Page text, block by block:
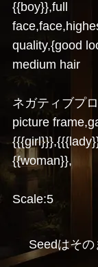
{{boy}},full
quality,{good
medium hair
ネガティブプ
picture
{{woman}},
Scale:5
Seedはその